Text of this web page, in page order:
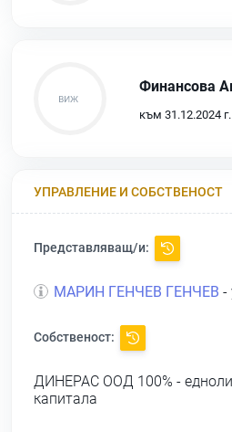
Финансова
към 31.12.2024 г.
УПРАВЛЕНИЕ И СОБСТВЕНОСТ
Представляващ/и:
МАРИН ГЕНЧЕВ ГЕНЧЕВ -
Собственост:
ДИНЕРАС ООД 100% -
капитала